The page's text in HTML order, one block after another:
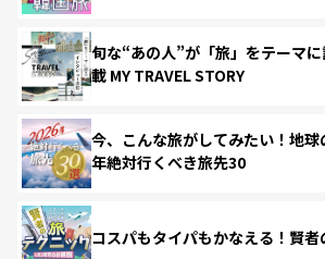
旬な“あの人”が「旅」をテーマ
載 MY TRAVEL STORY
今、こんな旅がしてみたい！地
年絶対行くべき旅先30
コスパもタイパもかなえる！賢